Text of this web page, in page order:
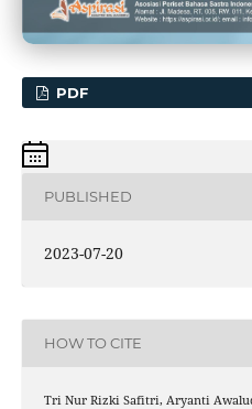
PDF
PUBLISHED
2023-07-20
HOW TO CITE
Tri Nur Rizki Safitri, Aryanti